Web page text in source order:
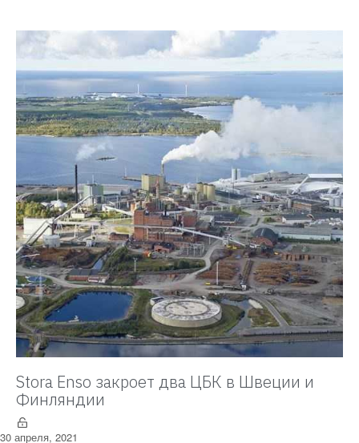
Stora Enso закроет два ЦБК в Швеции и
Финляндии
30 апреля, 2021